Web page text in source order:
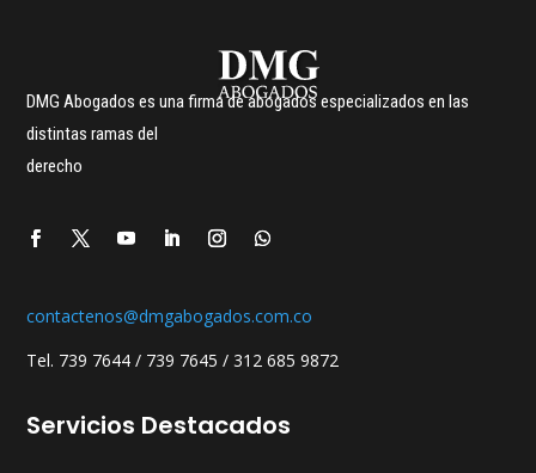
DMG Abogados es una firma de abogados especializados en las
distintas ramas del
derecho
contactenos@dmgabogados.com.co
Tel. 739 7644 / 739 7645 / 312 685 9872
Servicios Destacados